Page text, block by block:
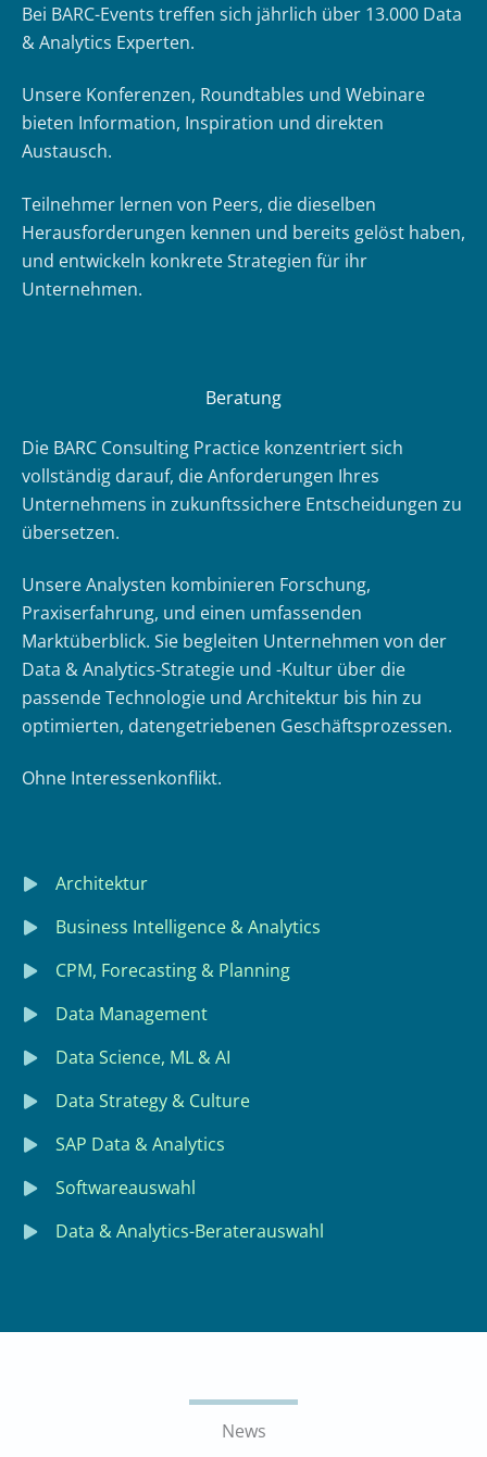
Bei BARC-Events treffen sich jährlich über 13.000 Data
& Analytics Experten.
Unsere Konferenzen, Roundtables und Webinare
bieten Information, Inspiration und direkten
Austausch.
Teilnehmer lernen von Peers, die dieselben
Herausforderungen kennen und bereits gelöst haben,
und entwickeln konkrete Strategien für ihr
Unternehmen.
Beratung
Die BARC Consulting Practice konzentriert sich
vollständig darauf, die Anforderungen Ihres
Unternehmens in zukunftssichere Entscheidungen zu
übersetzen.
Unsere Analysten kombinieren Forschung,
Praxiserfahrung, und einen umfassenden
Marktüberblick. Sie begleiten Unternehmen von der
Data & Analytics-Strategie und -Kultur über die
passende Technologie und Architektur bis hin zu
optimierten, datengetriebenen Geschäftsprozessen.
Ohne Interessenkonflikt.
Architektur
Business Intelligence & Analytics
CPM, Forecasting & Planning
Data Management
Data Science, ML & AI
Data Strategy & Culture
SAP Data & Analytics
Softwareauswahl
Data & Analytics-Beraterauswahl
News